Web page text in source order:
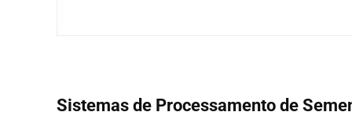
Sistemas de Processamento de